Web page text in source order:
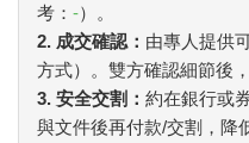
考： -）。
2. 成交確認： 由專人提供
方式）。雙方確認細節後
3. 安全交割： 約在銀行或
與文件後再付款/交割，降